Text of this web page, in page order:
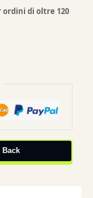
di oltre 120
Back